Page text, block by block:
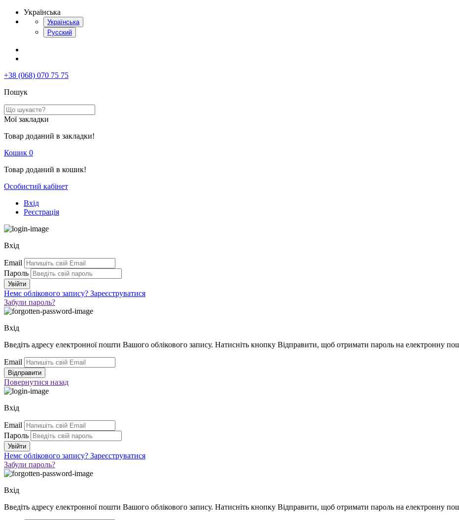
Українська
Українська
Русский
+38 (068) 070 75 75
Пошук
Мої закладки
Товар доданий в закладки!
Кошик 0
Товар доданий в кошик!
Особистий кабінет
Вхід
Реєстрація
Вхід
Email
Пароль
Немє облікового запису? Зареєструватися
Забули пароль?
Вхід
Введіть адресу електронної пошти Вашого облікового запису. Натисніть кнопку Відправити, щоб отримати пароль на електронну
Email
Повернутися назад
Вхід
Email
Пароль
Немє облікового запису? Зареєструватися
Забули пароль?
Вхід
Введіть адресу електронної пошти Вашого облікового запису. Натисніть кнопку Відправити, щоб отримати пароль на електронну